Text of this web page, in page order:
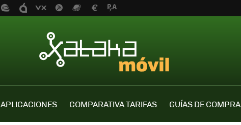
APLICACIONES COMPARATIVA TARIFAS
GUÍAS DE COMPRA